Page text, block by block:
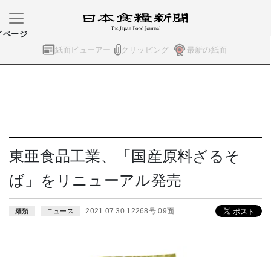
紙面ビューアー クリッピング 最新の紙面
ページ
東亜食品工業、「国産原料ざるそ
ば」をリニューアル発売
麺類 ニュース 2021.07.30 12268号 09面